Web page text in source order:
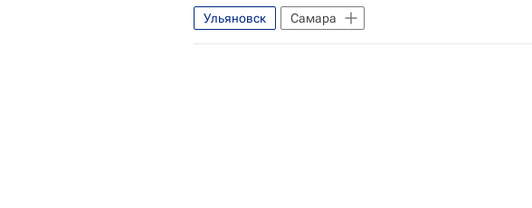
Ульяновск
Самара
Федеральное агентство воздушного транспорта